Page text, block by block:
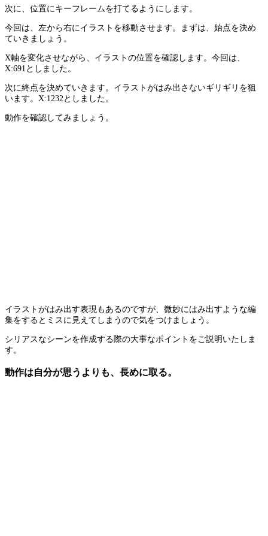
次に、位置にキーフレームを打てるようにします。
今回は、左から右にイラストを移動させます。まずは、始点を決め
ていきましょう。
X軸を変化させながら、イラストの位置を確認します。今回は、
X:691としました。
次に終点を決めていきます。イラストがはみ出さないギリギリを狙
います。X:1232としました。
動作を確認してみましょう。
イラストがはみ出す表現もあるのですが、微妙にはみ出すような編
集をするとミスに見えてしまうので気をつけましょう。
シリアスなシーンを作成する際の大事なポイントをご説明いたしま
す。
動作は自分が思うよりも、長めに取る。